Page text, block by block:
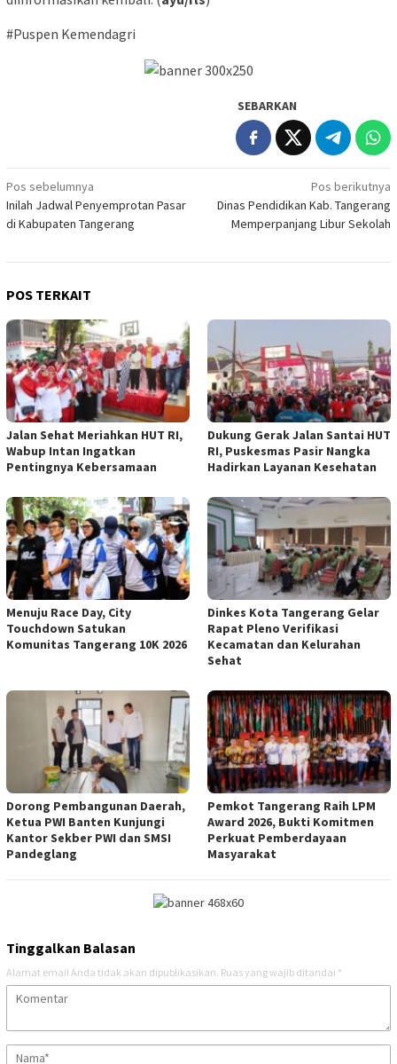
#Puspen Kemendagri
SEBARKAN
Navigasi
pos
Pos sebelumnya
Inilah Jadwal Penyemprotan Pasar
di Kabupaten Tangerang
Pos berikutnya
Dinas Pendidikan Kab. Tangerang
Memperpanjang Libur Sekolah
POS TERKAIT
Jalan Sehat Meriahkan HUT RI,
Wabup Intan Ingatkan
Pentingnya Kebersamaan
Dukung Gerak Jalan Santai HUT
RI, Puskesmas Pasir Nangka
Hadirkan Layanan Kesehatan
Menuju Race Day, City
Touchdown Satukan
Komunitas Tangerang 10K 2026
Dinkes Kota Tangerang Gelar
Rapat Pleno Verifikasi
Kecamatan dan Kelurahan
Sehat
Dorong Pembangunan Daerah,
Ketua PWI Banten Kunjungi
Kantor Sekber PWI dan SMSI
Pandeglang
Pemkot Tangerang Raih LPM
Award 2026, Bukti Komitmen
Perkuat Pemberdayaan
Masyarakat
Tinggalkan Balasan
Alamat email Anda tidak akan dipublikasikan. Ruas yang wajib ditandai *